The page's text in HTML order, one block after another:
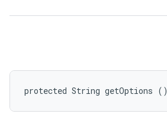
protected String getOptions ()